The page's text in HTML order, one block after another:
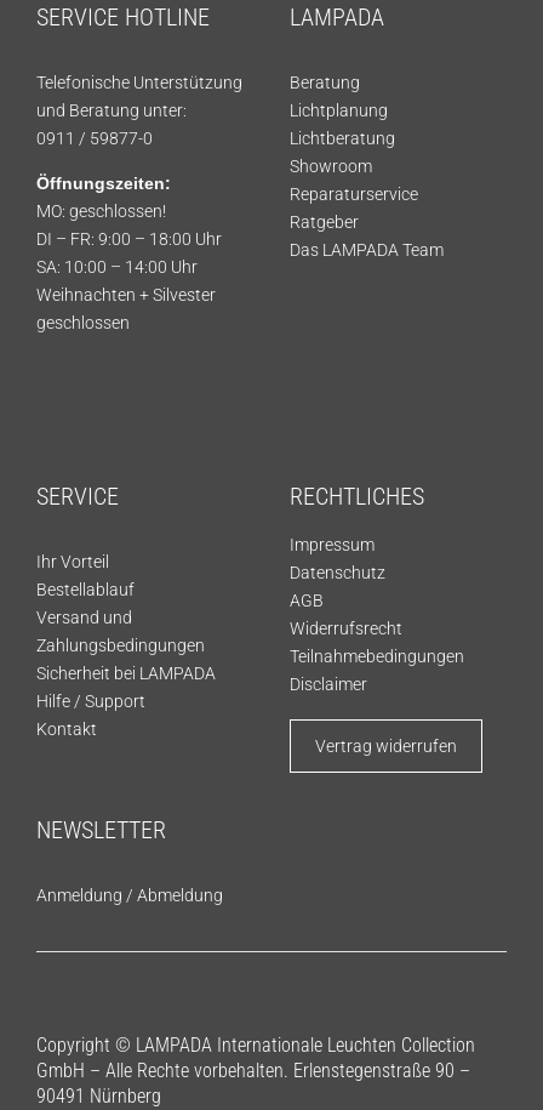
SERVICE HOTLINE
Telefonische Unterstützung
und Beratung unter:
0911 / 59877-0
Öffnungszeiten:
MO: geschlossen!
DI – FR: 9:00 – 18:00 Uhr
SA: 10:00 – 14:00 Uhr
Weihnachten + Silvester
geschlossen
LAMPADA
Beratung
Lichtplanung
Lichtberatung
Showroom
Reparaturservice
Ratgeber
Das LAMPADA Team
SERVICE
Ihr Vorteil
Bestellablauf
Versand und
Zahlungsbedingungen
Sicherheit bei LAMPADA
Hilfe / Support
Kontakt
RECHTLICHES
Impressum
Datenschutz
AGB
Widerrufsrecht
Teilnahmebedingungen
Disclaimer
Vertrag widerrufen
NEWSLETTER
Anmeldung / Abmeldung
Copyright © LAMPADA Internationale Leuchten Collection
GmbH – Alle Rechte vorbehalten. Erlenstegenstraße 90 –
90491 Nürnberg